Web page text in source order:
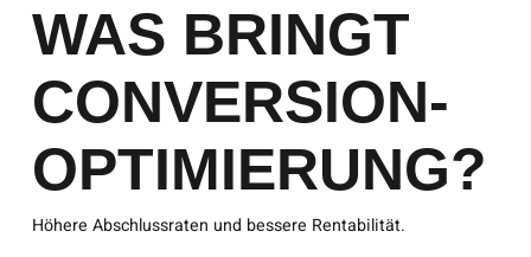
WAS BRINGT
CONVERSION-
OPTIMIERUNG?
Höhere Abschlussraten und bessere Rentabilität.